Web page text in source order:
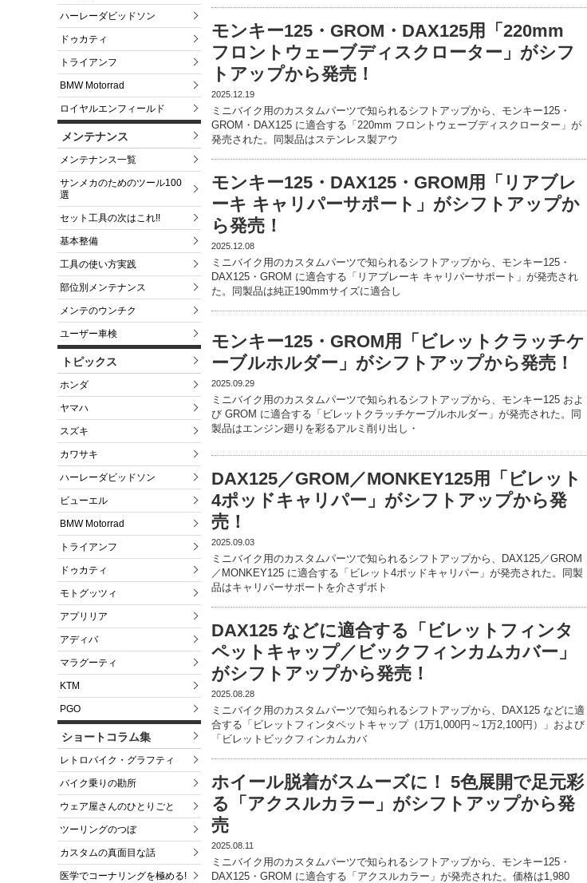
ハーレーダビッドソン
ドゥカティ
トライアンフ
BMW Motorrad
ロイヤルエンフィールド
メンテナンス
メンテナンス一覧
サンメカのためのツール100
選
セット工具の次はこれ!!
基本整備
工具の使い方実践
部位別メンテナンス
メンテのウンチク
ユーザー車検
トピックス
ホンダ
ヤマハ
スズキ
カワサキ
ハーレーダビッドソン
ビューエル
BMW Motorrad
トライアンフ
ドゥカティ
モトグッツィ
アプリリア
アディバ
マラグーティ
KTM
PGO
ショートコラム集
レトロバイク・グラフティ
バイク乗りの勘所
ウェア屋さんのひとりごと
ツーリングのつぼ
カスタムの真面目な話
医学でコーナリングを極める!
モンキー125・GROM・DAX125用「220mm
フロントウェーブディスクローター」がシフ
トアップから発売！
2025.12.19
ミニバイク用のカスタムパーツで知られるシフトアップから、モンキー125・
GROM・DAX125 に適合する「220mm フロントウェーブディスクローター」が
発売された。同製品はステンレス製アウ
モンキー125・DAX125・GROM用「リアブレ
ーキ キャリパーサポート」がシフトアップか
ら発売！
2025.12.08
ミニバイク用のカスタムパーツで知られるシフトアップから、モンキー125・
DAX125・GROM に適合する「リアブレーキ キャリパーサポート」が発売され
た。同製品は純正190mmサイズに適合し
モンキー125・GROM用「ビレットクラッチケ
ーブルホルダー」がシフトアップから発売！
2025.09.29
ミニバイク用のカスタムパーツで知られるシフトアップから、モンキー125 およ
び GROM に適合する「ビレットクラッチケーブルホルダー」が発売された。同
製品はエンジン廻りを彩るアルミ削り出し・
DAX125／GROM／MONKEY125用「ビレット
4ポッドキャリパー」がシフトアップから発
売！
2025.09.03
ミニバイク用のカスタムパーツで知られるシフトアップから、DAX125／GROM
／MONKEY125 に適合する「ビレット4ポッドキャリパー」が発売された。同製
品はキャリパーサポートを介さずボト
DAX125 などに適合する「ビレットフィンタ
ペットキャップ／ビックフィンカムカバー」
がシフトアップから発売！
2025.08.28
ミニバイク用のカスタムパーツで知られるシフトアップから、DAX125 などに適
合する「ビレットフィンタペットキャップ（1万1,000円～1万2,100円）」および
「ビレットビックフィンカムカバ
ホイール脱着がスムーズに！ 5色展開で足元彩
る「アクスルカラー」がシフトアップから発
売
2025.08.11
ミニバイク用のカスタムパーツで知られるシフトアップから、モンキー125・
DAX125・GROM に適合する「アクスルカラー」が発売された。価格は1,980